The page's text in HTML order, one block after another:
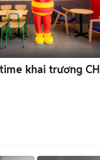
khai trương CH